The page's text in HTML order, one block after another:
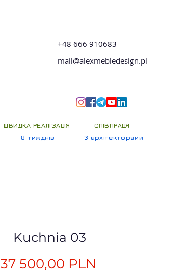
+48 666 910683
mail@alexmebledesign.pl
ШВИДКА РЕАЛІЗАЦІЯ
8 тижднів
СПІВПРАЦЯ
З архітекторами
Kuchnia 03
37 500,00 PLN